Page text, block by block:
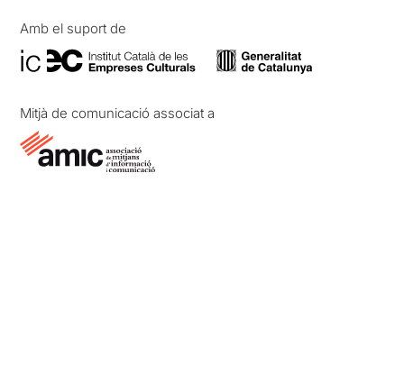
Amb el suport de
Mitjà de comunicació associat a